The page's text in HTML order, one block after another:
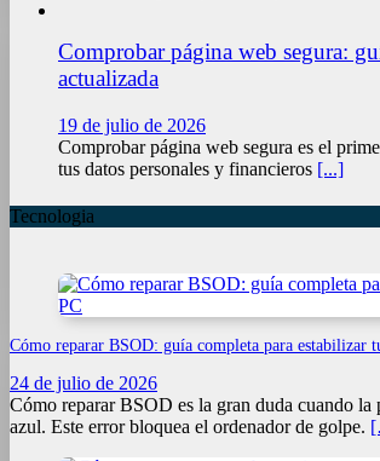
Comprobar página web segura:
actualizada
19 de julio de 2026
Comprobar página web segura es el
tus datos personales y financieros [...]
Tecnologia
Cómo reparar BSOD: guía completa para estabilizar
24 de julio de 2026
Cómo reparar BSOD es la gran duda cuando la
azul. Este error bloquea el ordenador de golpe.